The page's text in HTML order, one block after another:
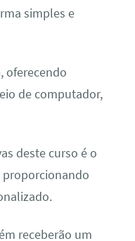
simples e
oferecendo
de computador,
deste curso é o
receberão um